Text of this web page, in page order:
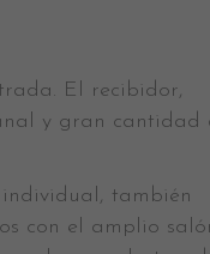
El recibidor,
y gran cantidad
también
con el amplio